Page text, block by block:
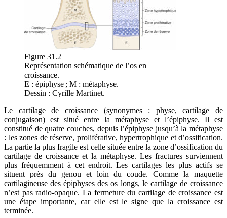
Figure 31.2
Représentation schématique de l’os en
croissance.
E : épiphyse ; M : métaphyse.
Dessin : Cyrille Martinet.
Le cartilage de croissance (synonymes : physe, cartilage de
conjugaison) est situé entre la métaphyse et l’épiphyse. Il est
constitué de quatre couches, depuis l’épiphyse jusqu’à la métaphyse
: les zones de réserve, proliférative, hypertrophique et d’ossification.
La partie la plus fragile est celle située entre la zone d’ossification du
cartilage de croissance et la métaphyse. Les fractures surviennent
plus fréquemment à cet endroit. Les cartilages les plus actifs se
situent près du genou et loin du coude. Comme la maquette
cartilagineuse des épiphyses des os longs, le cartilage de croissance
n’est pas radio-opaque. La fermeture du cartilage de croissance est
une étape importante, car elle est le signe que la croissance est
terminée.